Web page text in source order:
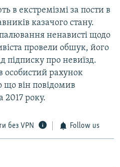
в екстремізмі за пости в
казачого стану.
ненависті щодо
провели обшук, його
підписку про невиїзд.
особистий рахунок
що він повідомив
2017 року.
без VPN Follow us